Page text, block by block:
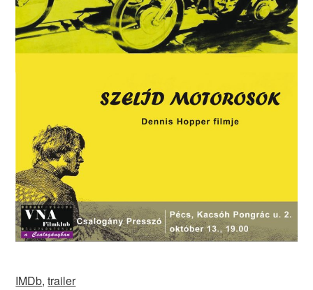
IMDb,trailer